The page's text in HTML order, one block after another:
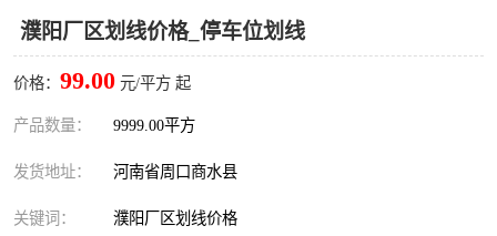
濮阳厂区划线价格_停车位划线
价格： 99.00 元/平方 起
产品数量： 9999.00平方
发货地址： 河南省周口商水县
关键词： 濮阳厂区划线价格